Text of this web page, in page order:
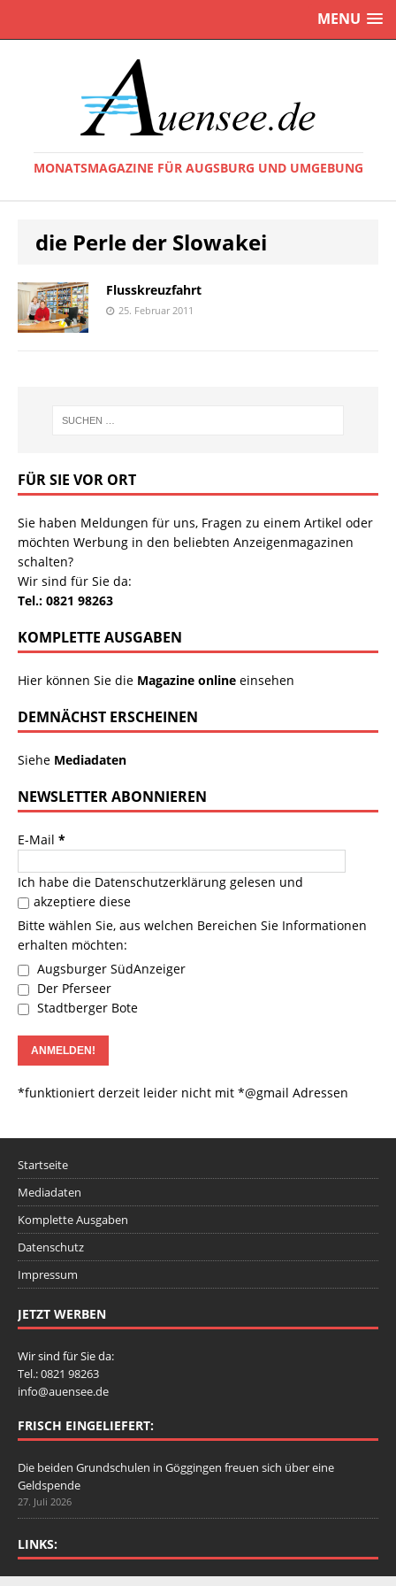
MENU
MONATSMAGAZINE FÜR AUGSBURG UND UMGEBUNG
die Perle der Slowakei
Flusskreuzfahrt
25. Februar 2011
FÜR SIE VOR ORT
Sie haben Meldungen für uns, Fragen zu einem Artikel oder
möchten Werbung in den beliebten Anzeigenmagazinen
schalten?
Wir sind für Sie da:
Tel.: 0821 98263
KOMPLETTE AUSGABEN
Hier können Sie die Magazine online einsehen
DEMNÄCHST ERSCHEINEN
Siehe Mediadaten
NEWSLETTER ABONNIEREN
E-Mail *
Ich habe die Datenschutzerklärung gelesen und
akzeptiere diese
Bitte wählen Sie, aus welchen Bereichen Sie Informationen
erhalten möchten:
Augsburger SüdAnzeiger
Der Pferseer
Stadtberger Bote
*funktioniert derzeit leider nicht mit *@gmail Adressen
Startseite
Mediadaten
Komplette Ausgaben
Datenschutz
Impressum
JETZT WERBEN
Wir sind für Sie da:
Tel.: 0821 98263
info@auensee.de
FRISCH EINGELIEFERT:
Die beiden Grundschulen in Göggingen freuen sich über eine
Geldspende
27. Juli 2026
LINKS: